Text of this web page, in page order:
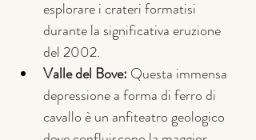
esplorare i crateri formatisi
durante la significativa eruzione
del 2002.
Valle del Bove: Questa immensa
depressione a forma di ferro di
cavallo è un anfiteatro geologico